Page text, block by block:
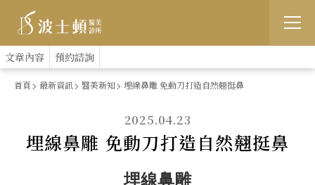
跳
:::
文章內容 預約諮詢
首頁 最新資訊 醫美新知 埋線鼻雕 免動刀打造自然翹挺鼻
2025.04.23
埋線鼻雕 免動刀打造自然翹挺鼻
埋線鼻雕